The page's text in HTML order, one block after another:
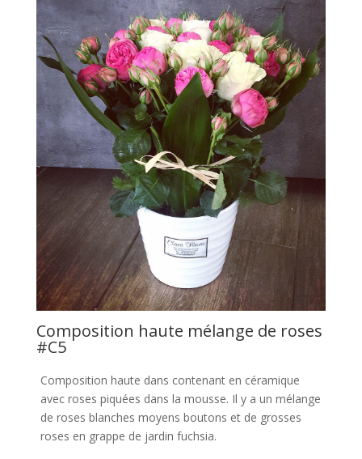
Composition haute mélange de roses
#C5
Composition haute dans contenant en céramique
avec roses piquées dans la mousse. Il y a un mélange
de roses blanches moyens boutons et de grosses
roses en grappe de jardin fuchsia.